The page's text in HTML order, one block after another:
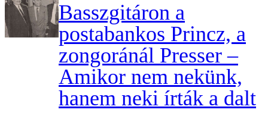
Basszgitáron a
postabankos Princz, a
zongoránál Presser –
Amikor nem nekünk,
hanem neki írták a dalt